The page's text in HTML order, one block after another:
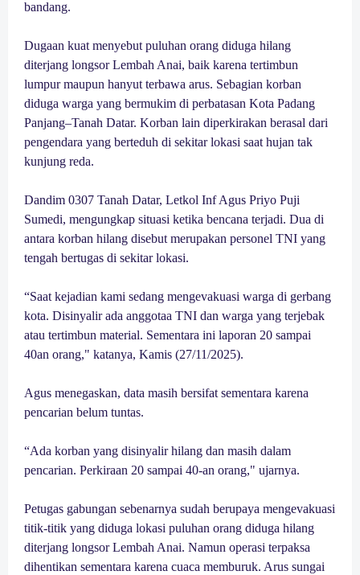
bandang.
Dugaan kuat menyebut puluhan orang diduga hilang
diterjang longsor Lembah Anai, baik karena tertimbun
lumpur maupun hanyut terbawa arus. Sebagian korban
diduga warga yang bermukim di perbatasan Kota Padang
Panjang–Tanah Datar. Korban lain diperkirakan berasal dari
pengendara yang berteduh di sekitar lokasi saat hujan tak
kunjung reda.
Dandim 0307 Tanah Datar, Letkol Inf Agus Priyo Puji
Sumedi, mengungkap situasi ketika bencana terjadi. Dua di
antara korban hilang disebut merupakan personel TNI yang
tengah bertugas di sekitar lokasi.
“Saat kejadian kami sedang mengevakuasi warga di gerbang
kota. Disinyalir ada anggotaa TNI dan warga yang terjebak
atau tertimbun material. Sementara ini laporan 20 sampai
40an orang," katanya, Kamis (27/11/2025).
Agus menegaskan, data masih bersifat sementara karena
pencarian belum tuntas.
“Ada korban yang disinyalir hilang dan masih dalam
pencarian. Perkiraan 20 sampai 40-an orang," ujarnya.
Petugas gabungan sebenarnya sudah berupaya mengevakuasi
titik-titik yang diduga lokasi puluhan orang diduga hilang
diterjang longsor Lembah Anai. Namun operasi terpaksa
dihentikan sementara karena cuaca memburuk. Arus sungai